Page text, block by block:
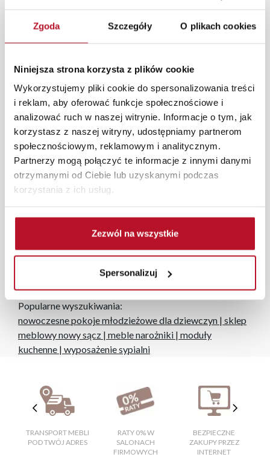
Zgoda Szczegóły O plikach cookies
Niniejsza strona korzysta z plików cookie
Wykorzystujemy pliki cookie do spersonalizowania treści
i reklam, aby oferować funkcje społecznościowe i
analizować ruch w naszej witrynie. Informacje o tym, jak
korzystasz z naszej witryny, udostępniamy partnerom
społecznościowym, reklamowym i analitycznym.
Partnerzy mogą połączyć te informacje z innymi danymi
otrzymanymi od Ciebie lub uzyskanymi podczas
korzystania z ich usług.
Zezwól na wszystkie
Spersonalizuj
pozwoli Państwu na dopasowanie nowej szafy Bodzio
do każdego pomieszczenia.
W każdym z salonów mebli Bodzio oferujemy pomoc w
aranżacji mebli, a nasi pracownicy z wykorzystaniem
programu Planer 3D bezpłatnie zaprojektują i
przygotują kompleksową wizualizację Państwa
pomieszczenia wraz z wyceną. Każde zamówienie
złożone w sklepie stacjonarnym dostarczymy do 3 dni
roboczych na terenie całej Polski. W przypadku
zamówień internetowych czas dostawy wynosi do 5 dni
roboczych, również na terenie całego kraju. Wszystkie
Zdjęcia produktów mają charakter poglądowy.
Rzeczywiste kolory i struktura materiałów mogą różnić
się od widocznych na ekranie, zależnie od ustawień
monitora, rodzaju wyświetlacza i oświetlenia.
Popularne wyszukiwania:
nowoczesne pokoje młodzieżowe dla dziewczyn | sklep
meblowy nowy sącz | meble narożniki | moduły
kuchenne | wyposażenie sypialni
TRANSPORT MEBLI
POD TWÓJ ADRES
RATY 0% W
SALONACH
FIRMOWYCH
BEZPIECZNE
ZAKUPY PRZEZ
INTERNET